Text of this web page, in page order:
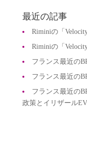
最近の記事
Riminiの「
Riminiの「
フランス最近の
フランス最近の
フランス最近の
政策とイリザール